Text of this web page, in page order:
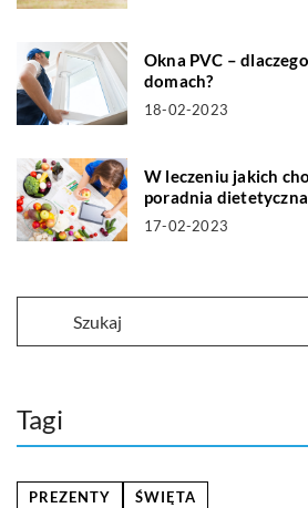
Okna PVC –
domach?
18-02-2023
W leczeniu jakich
poradnia
17-02-2023
Tagi
PREZENTY ŚWIĘTA